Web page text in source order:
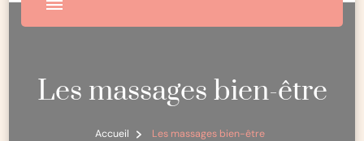
Les massages bien-être
Accueil Les massages bien-être